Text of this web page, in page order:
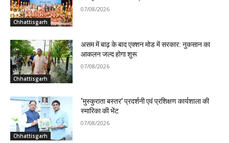
Chhattisgarh
07/08/2026
Chhattisgarh
असम में बाढ़ के बाद एक्शन मोड में सरकार: नुकसान का
आकलन जल्द होगा शुरू
07/08/2026
Chhattisgarh
‘मुस्कुराता बस्तर’ प्रदर्शनी एवं प्रशिक्षण कार्यशाला की
स्मारिका की भेंट
07/08/2026